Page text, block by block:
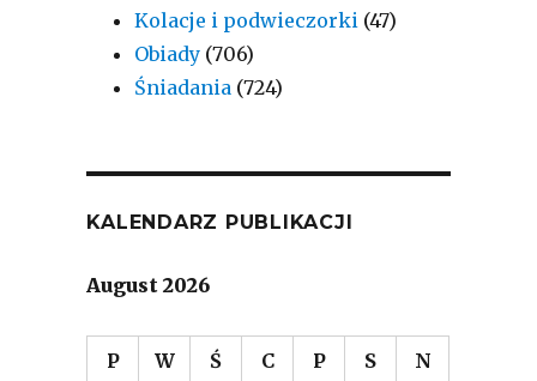
Kolacje i podwieczorki (47)
Obiady (706)
Śniadania (724)
KALENDARZ PUBLIKACJI
August 2026
P W Ś C P S N